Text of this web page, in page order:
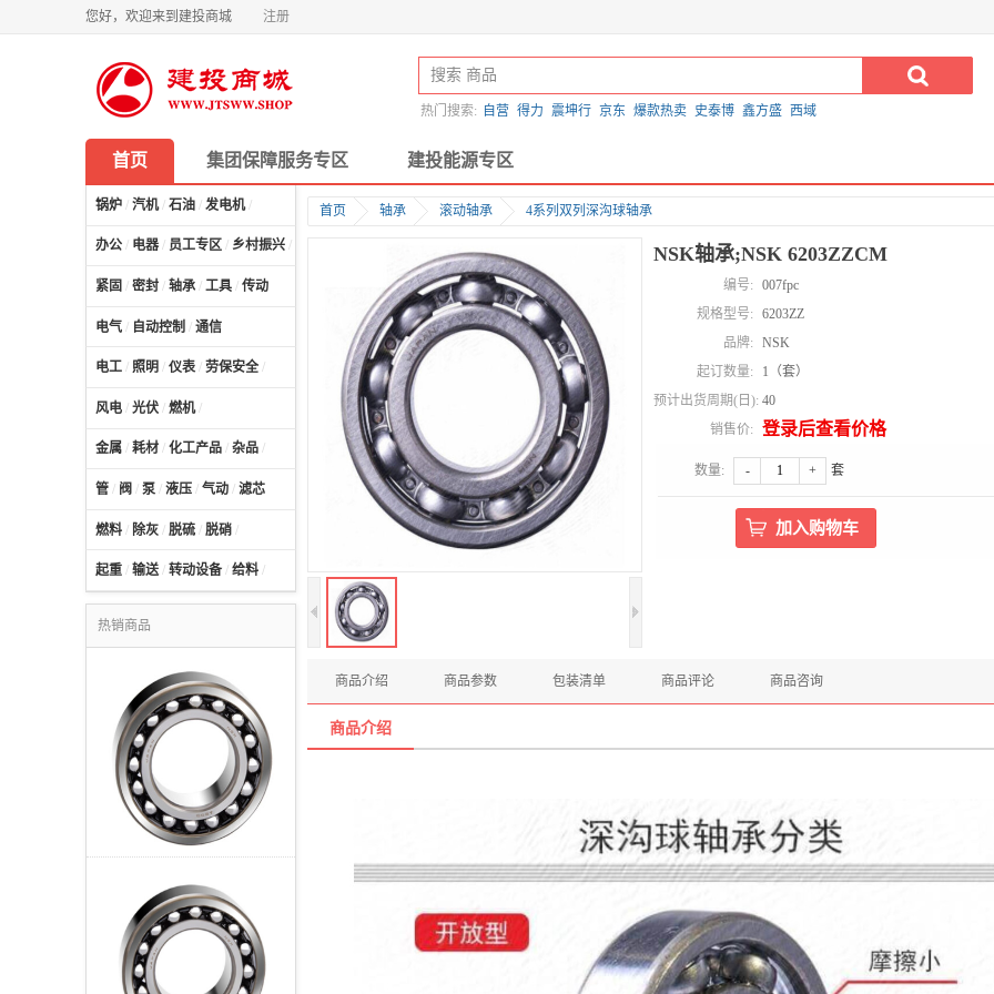
您好，欢迎来到建投商城 注册
热门搜索: 自营 得力 震坤行 京东 爆款热卖 史泰博 鑫方盛 西域
首页 集团保障服务专区 建投能源专区
锅炉 / 汽机/ 石油 / 发电机/
办公 / 电器 / 员工专区 / 乡村振兴 /
紧固 / 密封 / 轴承 / 工具 / 传动
电气 / 自动控制 / 通信
电工 / 照明 / 仪表 / 劳保安全 /
风电 / 光伏 / 燃机/
金属 / 耗材 / 化工产品 / 杂品 /
管 / 阀 / 泵 / 液压 / 气动 / 滤芯
燃料 / 除灰 / 脱硫 / 脱硝 /
起重 / 输送/ 转动设备 / 给料 /
热销商品
首页 轴承 滚动轴承 4系列双列深沟球轴承
NSK轴承;NSK 6203ZZCM
编号:
007fpc
规格型号:
6203ZZ
品牌:
NSK
起订数量:
1（套）
预计出货周期(日): 40
销售价:
登录后查看价格
数量: - + 套
商品介绍 商品参数 包装清单 商品评论 商品咨询
商品介绍